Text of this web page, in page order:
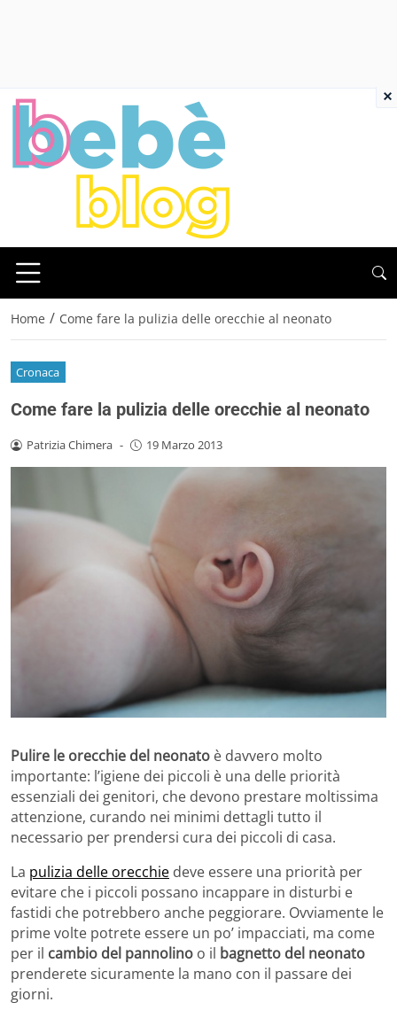
Home / Come fare la pulizia delle orecchie al neonato
Cronaca
Come fare la pulizia delle orecchie al neonato
Patrizia Chimera - 19 Marzo 2013
Pulire le orecchie del neonato è davvero molto
importante: l’igiene dei piccoli è una delle priorità
essenziali dei genitori, che devono prestare moltissima
attenzione, curando nei minimi dettagli tutto il
necessario per prendersi cura dei piccoli di casa.
La pulizia delle orecchie deve essere una priorità per
evitare che i piccoli possano incappare in disturbi e
fastidi che potrebbero anche peggiorare. Ovviamente le
prime volte potrete essere un po’ impacciati, ma come
per il cambio del pannolino o il bagnetto del neonato
prenderete sicuramente la mano con il passare dei
giorni.
×